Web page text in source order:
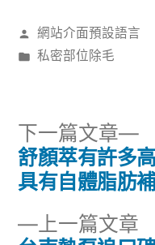
作
者:
網站介面預設語言
分
私密部位除毛
文
上一篇文章
下一篇文章
下
舒顏萃有許多
具有自體脂肪